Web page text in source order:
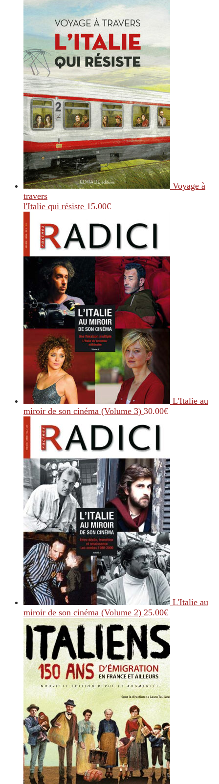
Voyage à
travers
l'Italie qui résiste 15.00€
L'Italie au
miroir de son cinéma (Volume 3) 30.00€
L'Italie au
miroir de son cinéma (Volume 2) 25.00€